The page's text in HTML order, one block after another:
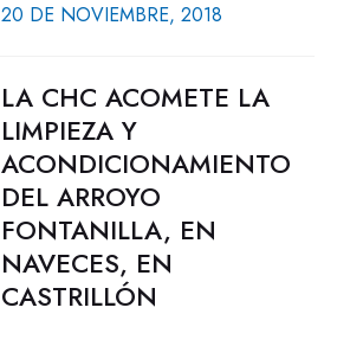
20 DE NOVIEMBRE, 2018
LA CHC ACOMETE LA
LIMPIEZA Y
ACONDICIONAMIENTO
DEL ARROYO
FONTANILLA, EN
NAVECES, EN
CASTRILLÓN